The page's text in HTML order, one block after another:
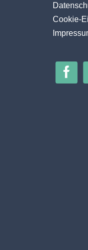
Cookie-